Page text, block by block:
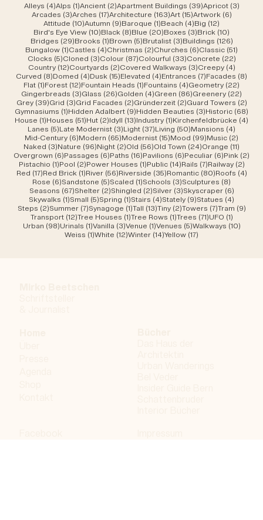
Alleys (4)4 Beiträge
Alps (1)1 Beitrag
Ancient (2)2 Beiträge
Apartment Buildings (39)39 Beiträge
Apricot (3)3
Arcades (3)3 Beiträge
Arches (17)17 Beiträge
Architecture (163)163 Beiträge
Art (15)15 Beiträge
Artwork (6)6
Attitude (10)10 Beiträge
Autumn (9)9 Beiträge
Baroque (1)1 Beitrag
Beach (4)4 Beiträge
Big (12)
Bird's Eye View (10)10 Beiträge
Black (8)8 Beiträge
Blue (20)20 Beiträge
Boxes (3)3 Beiträge
Brick (10)
Bridges (29)29 Beiträge
Brooks (1)1 Beitrag
Brown (5)5 Beiträge
Brutalist (3)3 Beiträge
Buildings (126)126
Bungalow (1)1 Beitrag
Castles (4)4 Beiträge
Christmas (2)2 Beiträge
Churches (6)6 Beiträge
Classic (51)
Clocks (5)5 Beiträge
Cloned (3)3 Beiträge
Colour (87)87 Beiträge
Colourful (33)33 Beiträge
Concrete (22)22
Country (12)12 Beiträge
Courtyards (2)2 Beiträge
Covered Walkways (3)3 Beiträge
Creepy (4)4
Curved (8)8 Beiträge
Domed (4)4 Beiträge
Dusk (15)15 Beiträge
Elevated (4)4 Beiträge
Entrances (7)7 Beiträge
Facades (8)
Flat (1)1 Beitrag
Forest (12)12 Beiträge
Fountain Heads (1)1 Beitrag
Fountains (4)4 Beiträge
Geometry (22)
Gingerbreads (3)3 Beiträge
Glass (26)26 Beiträge
Golden (4)4 Beiträge
Green (86)86 Beiträge
Greenery (22)
Grey (39)39 Beiträge
Grid (3)3 Beiträge
Grid Facades (2)2 Beiträge
Gründerzeit (2)2 Beiträge
Guard Towers (2)2
Gymnasiums (1)1 Beitrag
Hidden Adalbert (9)9 Beiträge
Hidden Beauties (3)3 Beiträge
Historic (68)
House (1)1 Beitrag
Houses (51)51 Beiträge
Hut (2)2 Beiträge
Idyll (13)13 Beiträge
Industry (1)1 Beitrag
Kirchenfeldbrücke (4)
Lanes (5)5 Beiträge
Late Modernist (3)3 Beiträge
Light (37)37 Beiträge
Living (50)50 Beiträge
Mansions (4)
Mid-Century (6)6 Beiträge
Modern (65)65 Beiträge
Modernist (15)15 Beiträge
Mood (99)99 Beiträge
Music (2)
Naked (3)3 Beiträge
Nature (96)96 Beiträge
Night (2)2 Beiträge
Old (56)56 Beiträge
Old Town (24)24 Beiträge
Orange (11)
Overgrown (6)6 Beiträge
Passages (6)6 Beiträge
Paths (16)16 Beiträge
Pavilions (6)6 Beiträge
Peculiar (6)6 Beiträge
Pink (2)
Pistachio (1)1 Beitrag
Pool (2)2 Beiträge
Power Houses (1)1 Beitrag
Public (14)14 Beiträge
Rails (7)7 Beiträge
Railway (2)2
Red (17)17 Beiträge
Red Brick (1)1 Beitrag
River (56)56 Beiträge
Riverside (35)35 Beiträge
Romantic (80)80 Beiträge
Roofs (4)4
Rose (6)6 Beiträge
Sandstone (5)5 Beiträge
Scaled (1)1 Beitrag
Schools (3)3 Beiträge
Sculptures (8)
Seasons (67)67 Beiträge
Shelter (2)2 Beiträge
Shingled (2)2 Beiträge
Silver (3)3 Beiträge
Skyscraper (6)6
Skywalks (1)1 Beitrag
Small (5)5 Beiträge
Spring (1)1 Beitrag
Stairs (4)4 Beiträge
Stately (9)9 Beiträge
Statues (4)
Steps (2)2 Beiträge
Summer (7)7 Beiträge
Synagoge (1)1 Beitrag
Tall (13)13 Beiträge
Tiny (2)2 Beiträge
Towers (7)7 Beiträge
Tram (9)9
Transport (12)12 Beiträge
Tree Houses (1)1 Beitrag
Tree Rows (1)1 Beitrag
Trees (71)71 Beiträge
UFO (1)1 Beitrag
Urban (98)98 Beiträge
Urinals (1)1 Beitrag
Vanilla (3)3 Beiträge
Venue (1)1 Beitrag
Venues (5)5 Beiträge
Walkways (10)10
Weiss (1)1 Beitrag
White (12)12 Beiträge
Winter (14)14 Beiträge
Yellow (17)